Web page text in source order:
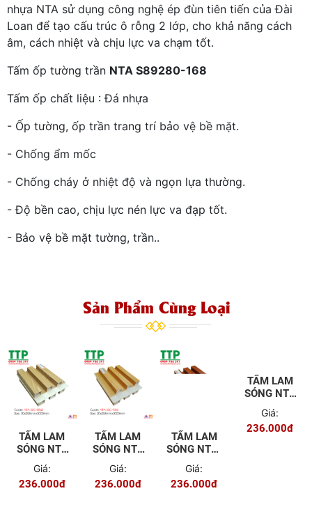
nhựa NTA sử dụng công nghệ ép đùn tiên tiến của Đài
Loan để tạo cấu trúc ô rỗng 2 lớp, cho khả năng cách
âm, cách nhiệt và chịu lực va chạm tốt.
Tấm ốp tường trần NTA S89280-168
Tấm ốp chất liệu : Đá nhựa
- Ốp tường, ốp trần trang trí bảo vệ bề mặt.
- Chống ẩm mốc
- Chống cháy ở nhiệt độ và ngọn lựa thường.
- Độ bền cao, chịu lực nén lực va đạp tốt.
- Bảo vệ bề mặt tường, trần..
Sản Phẩm Cùng Loại
TẤM LAM
SÓNG NTA
Giá:
236.000đ
TẤM LAM
SÓNG NTA
Giá:
236.000đ
TẤM LAM
SÓNG NTA-
Giá:
236.000đ
TẤM LAM
SÓNG NTA
3SC-58013
Giá:
236.000đ